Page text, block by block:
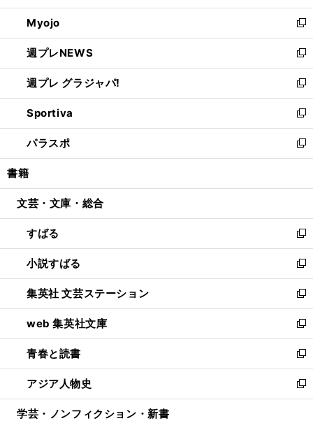
開
く
ウ
で
開
く
ン
ド
ウ
で
開
く
ウ
ィ
ン
ド
ウ
で
開
く
Myojo
新
し
い
ウ
ィ
ン
ド
ウ
で
開
週プレNEWS
新
し
い
ウ
ィ
ン
ド
ウ
開
週プレ グラジャパ!
新
し
い
ウ
ィ
ン
ウ
開
く
Sportiva
新
し
い
ウ
ン
ウ
で
開
く
パラスポ
新
し
ウ
ン
ド
ウ
で
開
く
書籍
文芸・文庫・総合
すばる
新
し
い
ウ
ィ
ン
ド
ウ
で
開
く
小説すばる
新
し
い
ウ
ィ
ン
ド
ウ
で
開
集英社 文芸ステーション
新
し
い
ウ
ィ
ン
ド
ウ
web 集英社文庫
新
し
い
ウ
ィ
ン
青春と読書
新
し
い
ウ
アジア人物史
新
し
学芸・ノンフィクション・新書